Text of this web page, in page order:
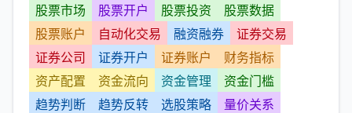
股票市场
股票开户 股票投资
股票数据
股票账户
自动化交易 融资融券
证券交易
证券公司
证券开户 证券账户
财务指标
资产配置
资金流向 资金管理
资金门槛
趋势判断
趋势反转 选股策略
量价关系